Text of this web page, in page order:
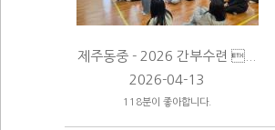
제주동중 - 2026 간부수련 ...
2026-04-13
118분이 좋아합니다.